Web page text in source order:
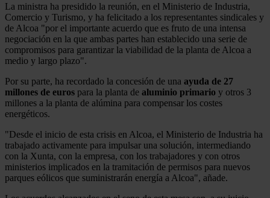
La ministra ha presidido la reunión, en el Ministerio de Industria,
Comercio y Turismo, y ha felicitado a los representantes sindicales y
de Alcoa "por el importante acuerdo que es fruto de una intensa
negociación en la que ambas partes han establecido una serie de
compromisos para garantizar la viabilidad de la planta de Alcoa a
medio y largo plazo".
Por su parte, ha recordado la concesión de una ayuda de 27
millones de euros para la planta de aluminio primario y otros 3
millones a la planta de alúmina para compensar los costes
energéticos.
"Desde el inicio de esta crisis en Alcoa, el Ministerio de Industria ha
trabajado activamente para impulsar una solución, intermediando
con la Xunta, con la empresa, con los trabajadores y con otros
ministerios implicados en la tramitación de permisos para nuevos
parques eólicos que suministrarán energía a Alcoa", añade.